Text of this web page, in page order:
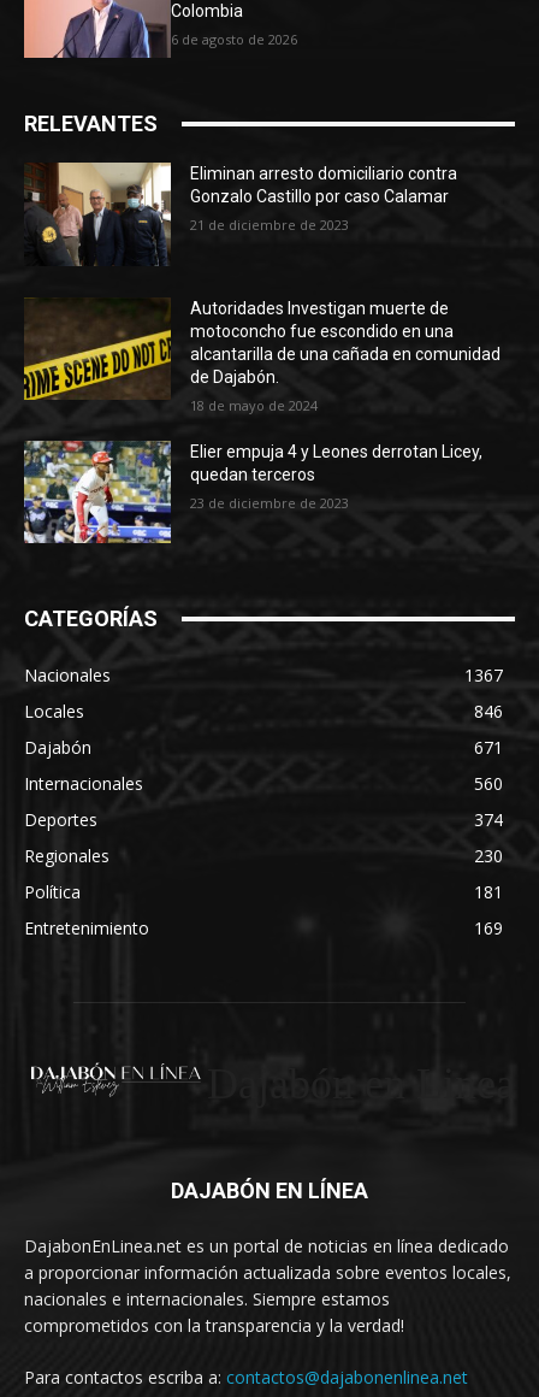
Colombia
6 de agosto de 2026
RELEVANTES
Eliminan arresto domiciliario contra
Gonzalo Castillo por caso Calamar
21 de diciembre de 2023
Autoridades Investigan muerte de
motoconcho fue escondido en una
alcantarilla de una cañada en comunidad
de Dajabón.
18 de mayo de 2024
Elier empuja 4 y Leones derrotan Licey,
quedan terceros
23 de diciembre de 2023
CATEGORÍAS
Nacionales
1367
Locales
846
Dajabón
671
Internacionales
560
Deportes
374
Regionales
230
Política
181
Entretenimiento
169
DAJABÓN EN LÍNEA
DajabonEnLinea.net es un portal de noticias en línea dedicado
a proporcionar información actualizada sobre eventos locales,
nacionales e internacionales. Siempre estamos
comprometidos con la transparencia y la verdad!
Para contactos escriba a: contactos@dajabonenlinea.net